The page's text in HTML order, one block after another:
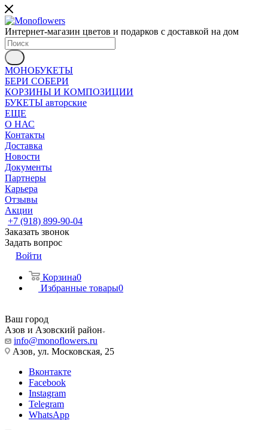
Интернет-магазин цветов и подарков с доставкой на дом
МОНОБУКЕТЫ
БЕРИ СОБЕРИ
КОРЗИНЫ И КОМПОЗИЦИИ
БУКЕТЫ авторские
ЕЩЕ
О НАС
Контакты
Доставка
Новости
Документы
Партнеры
Карьера
Отзывы
Акции
+7 (918) 899-90-04
Заказать звонок
Задать вопрос
Войти
Корзина0
Избранные товары0
Ваш город
Азов и Азовский район
info@monoflowers.ru
Азов, ул. Московская, 25
Вконтакте
Facebook
Instagram
Telegram
WhatsApp